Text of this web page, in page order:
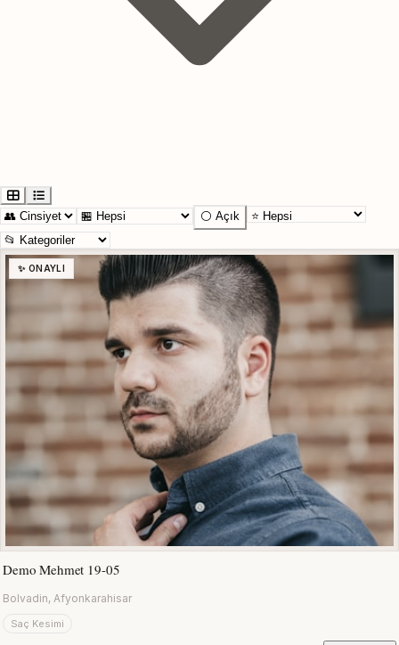
⚪ Açık
✨ ONAYLI
Demo Mehmet 19-05
Bolvadin, Afyonkarahisar
Saç Kesimi